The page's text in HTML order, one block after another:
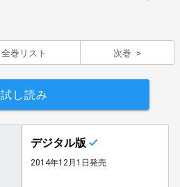
全巻リスト 次巻
試し読み
デジタル版
2014年12月1日発売